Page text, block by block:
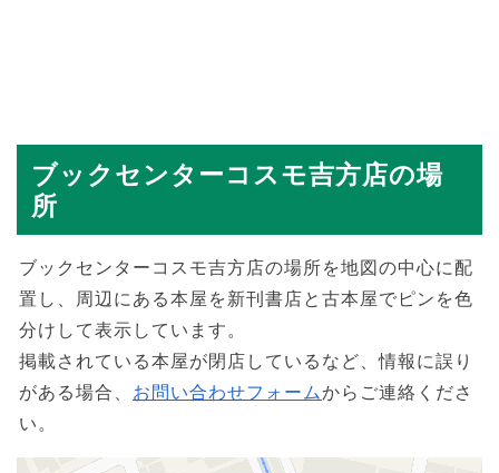
ブックセンターコスモ吉方店の場
所
ブックセンターコスモ吉方店の場所を地図の中心に配
置し、周辺にある本屋を新刊書店と古本屋でピンを色
分けして表示しています。
掲載されている本屋が閉店しているなど、情報に誤り
がある場合、 お問い合わせフォームからご連絡くださ
い。